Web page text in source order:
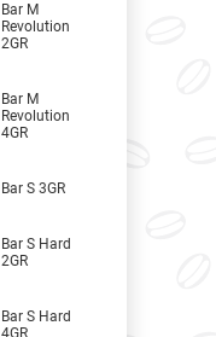
Bar M
Revolution
2GR
Bar M
Revolution
4GR
Bar S 3GR
Bar S Hard
2GR
Bar S Hard